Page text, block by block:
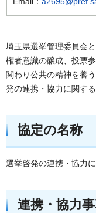
埼玉県選挙管理委員会
権者意識の醸成、投票
関わり公共の精神を養
発の連携・協力に関す
協定の名称
選挙啓発の連携・協力
連携・協力